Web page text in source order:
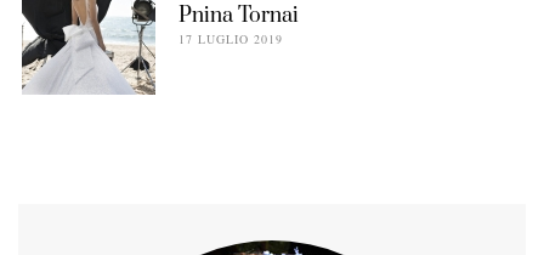
Pnina Tornai
17 LUGLIO 2019